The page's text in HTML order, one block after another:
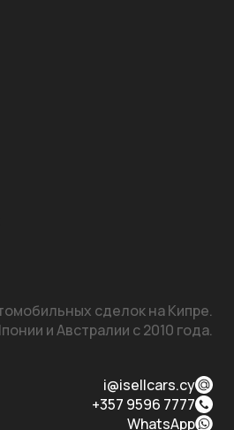
сделок на Кипре.
и Австралии с 2010 года.
i@isellcars.cy
+357 9596 7777
WhatsApp